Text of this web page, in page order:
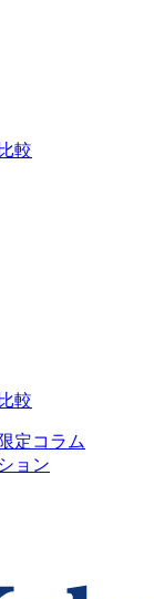
較
較
定コラム
ョン